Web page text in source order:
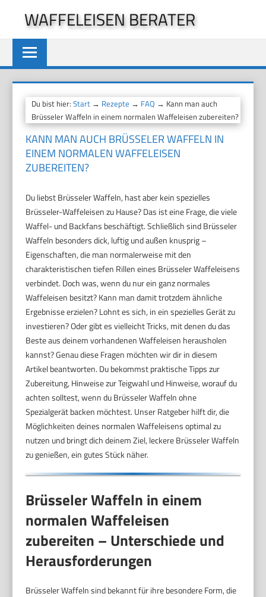
springen
WAFFELEISEN BERATER
Du bist hier:Start → Rezepte → FAQ → Kann man auch
Brüsseler Waffeln in einem normalen Waffeleisen zubereiten?
KANN MAN AUCH BRÜSSELER WAFFELN IN
EINEM NORMALEN WAFFELEISEN
ZUBEREITEN?
Du liebst Brüsseler Waffeln, hast aber kein spezielles
Brüsseler-Waffeleisen zu Hause? Das ist eine Frage, die viele
Waffel- und Backfans beschäftigt. Schließlich sind Brüsseler
Waffeln besonders dick, luftig und außen knusprig –
Eigenschaften, die man normalerweise mit den
charakteristischen tiefen Rillen eines Brüsseler Waffeleisens
verbindet. Doch was, wenn du nur ein ganz normales
Waffeleisen besitzt? Kann man damit trotzdem ähnliche
Ergebnisse erzielen? Lohnt es sich, in ein spezielles Gerät zu
investieren? Oder gibt es vielleicht Tricks, mit denen du das
Beste aus deinem vorhandenen Waffeleisen herausholen
kannst? Genau diese Fragen möchten wir dir in diesem
Artikel beantworten. Du bekommst praktische Tipps zur
Zubereitung, Hinweise zur Teigwahl und Hinweise, worauf du
achten solltest, wenn du Brüsseler Waffeln ohne
Spezialgerät backen möchtest. Unser Ratgeber hilft dir, die
Möglichkeiten deines normalen Waffeleisens optimal zu
nutzen und bringt dich deinem Ziel, leckere Brüsseler Waffeln
zu genießen, ein gutes Stück näher.
Brüsseler Waffeln in einem
normalen Waffeleisen
zubereiten – Unterschiede und
Herausforderungen
Brüsseler Waffeln sind bekannt für ihre besondere Form, die